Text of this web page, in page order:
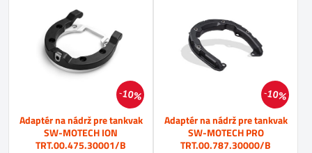
10%
Adaptér na nádrž pre tankvak
SW-MOTECH ION
TRT.00.475.30001/B
10%
Adaptér na nádrž pre tankvak
SW-MOTECH PRO
TRT.00.787.30000/B